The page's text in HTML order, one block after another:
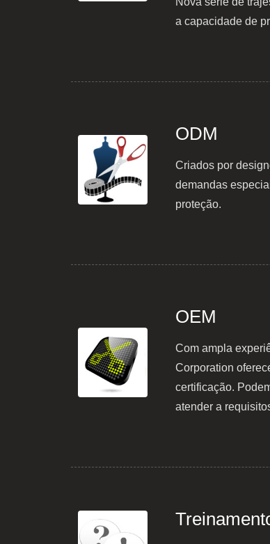
a capacidade de
ODM
Criados por
demandas
proteção.
OEM
Com ampla
Corporation
certificação.
atender a